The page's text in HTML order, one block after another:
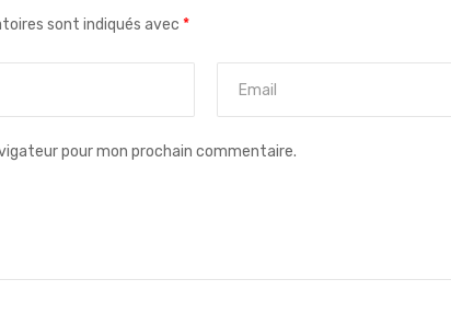
sont indiqués avec *
pour mon prochain commentaire.